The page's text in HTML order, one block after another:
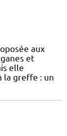
aux
et
elle
la greffe : un